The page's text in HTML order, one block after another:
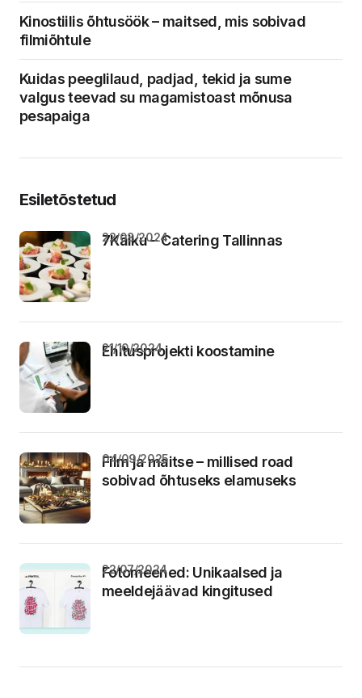
Kinostiilis õhtusöök – maitsed, mis sobivad
filmiõhtule
Kuidas peeglilaud, padjad, tekid ja sume
valgus teevad su magamistoast mõnusa
pesapaiga
Esiletõstetud
7Käiku – Catering Tallinnas
22/08/2024
Ehitusprojekti koostamine
21/10/2024
Film ja maitse – millised road
sobivad õhtuseks elamuseks
04/09/2025
Fotomeened: Unikaalsed ja
meeldejäävad kingitused
22/07/2024